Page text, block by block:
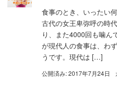
食事のとき、いったい
古代の女王卑弥呼の時
り、また4000回も噛ん
が現代人の食事は、わ
うです。現代は […]
公開済み: 2017年7月24日